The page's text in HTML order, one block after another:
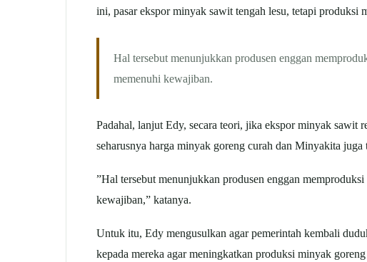
ini, pasar ekspor minyak sawit tengah lesu, tetapi
Hal tersebut menunjukkan produsen enggan
memenuhi kewajiban.
Padahal, lanjut Edy, secara teori, jika ekspor minyak sawit
seharusnya harga minyak goreng curah dan Minyakita
”Hal tersebut menunjukkan produsen enggan
kewajiban,” katanya.
Untuk itu, Edy mengusulkan agar pemerintah kembali
kepada mereka agar meningkatkan produksi minyak